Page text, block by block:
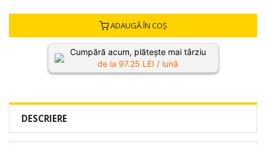
ADAUGĂ ÎN COȘ
Cumpără acum, plătește mai târziu
de la 97.25 LEI / lună
DESCRIERE